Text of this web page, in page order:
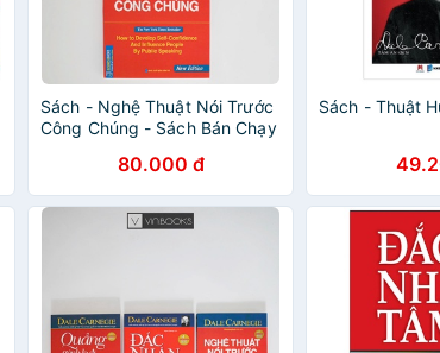
Sách - Nghệ Thuật Nói Trước
Công Chúng - Sách Bán Chạy
80.000 đ
Sách - Thuật